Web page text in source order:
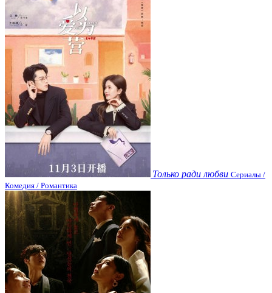
Только ради любви Сериалы /
Комедия / Романтика